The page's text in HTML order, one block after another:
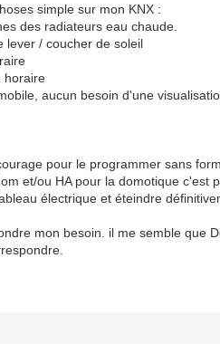
simple sur mon KNX :
des radiateurs eau chaude.
lever / coucher de soleil
horaire
aucun besoin d'une
pour le programmer sans
et/ou HA pour la domotique c'est
électrique et éteindre
mon besoin. il me semble